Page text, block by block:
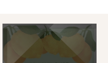
ABCハウジングトップ